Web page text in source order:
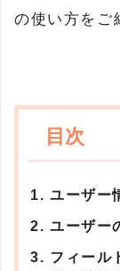
の使い方をご
ユーザー
ユーザー
フィール